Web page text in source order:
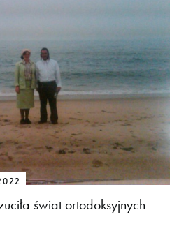
świat ortodoksyjnych